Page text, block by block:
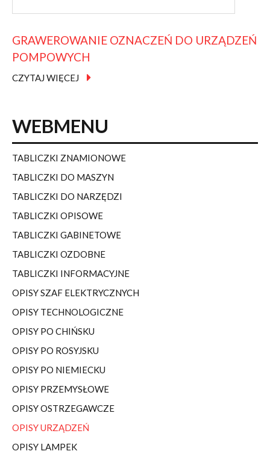
GRAWEROWANIE OZNACZEŃ DO URZĄDZEŃ
POMPOWYCH
CZYTAJ WIĘCEJ
WEBMENU
TABLICZKI ZNAMIONOWE
TABLICZKI DO MASZYN
TABLICZKI DO NARZĘDZI
TABLICZKI OPISOWE
TABLICZKI GABINETOWE
TABLICZKI OZDOBNE
TABLICZKI INFORMACYJNE
OPISY SZAF ELEKTRYCZNYCH
OPISY TECHNOLOGICZNE
OPISY PO CHIŃSKU
OPISY PO ROSYJSKU
OPISY PO NIEMIECKU
OPISY PRZEMYSŁOWE
OPISY OSTRZEGAWCZE
OPISY URZĄDZEŃ
OPISY LAMPEK